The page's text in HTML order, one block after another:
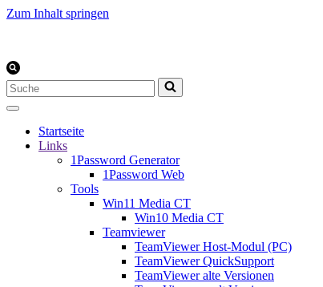
Zum Inhalt springen
Suchen
nach …
Startseite
Links
1Password Generator
1Password Web
Tools
Win11 Media CT
Win10 Media CT
Teamviewer
TeamViewer Host-Modul (PC)
TeamViewer QuickSupport
TeamViewer alte Versionen